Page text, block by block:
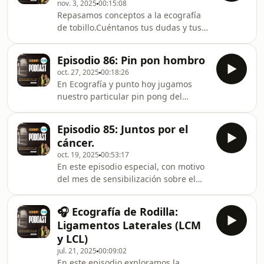
de partes blandas nos permite ver lo
que el ojo no alcanza: la forma, la
textura y el comportamiento de cada
lesión, ayudándonos a orientar el
diagnóstico con precisión y
tranquilidad, t
nov. 3, 2025 00:15:08
Repasamos conceptos a la ecografía
de tobillo.Cuéntanos tus dudas y tus
Episodio 86: Pin pon hombro
oct. 27, 2025 00:18:26
En Ecografía y punto hoy jugamos
nuestro particular pin pong del
diagnóstico y manejo clínico.Un
formato dinámico para repasar
conceptos, aclarar dudas y reflexionar
sobre cómo hacer una ecografía más
útil, más coherente y más humana.
Episodio 85: Juntos por el
cáncer.
oct. 19, 2025 00:53:17
En este episodio especial, con motivo
del mes de sensibilización sobre el
importancia del diagnóstico precoz,
del papel de la ecografía en la
detección y del acompañamiento
integral durante todo el
proceso.Reflexionamos sobre cómo la
🎧 Ecografía de Rodilla:
Ligamentos Laterales (LCM
y LCL)
jul. 21, 2025 00:09:02